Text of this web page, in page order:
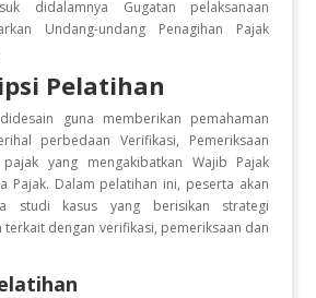
didalamnya Gugatan pelaksanaan
Undang-undang Penagihan Pajak
Pelatihan
guna memberikan pemahaman
perbedaan Verifikasi, Pemeriksaan
yang mengakibatkan Wajib Pajak
Pajak. Dalam pelatihan ini, peserta akan
studi kasus yang berisikan strategi
terkait dengan verifikasi, pemeriksaan dan